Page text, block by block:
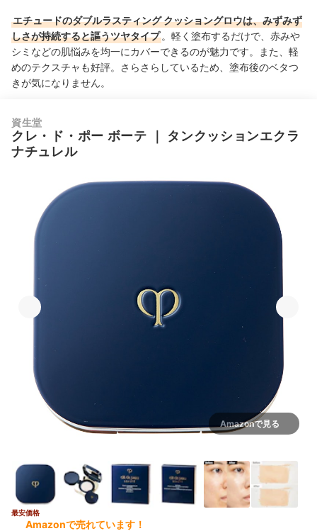
エチュードのダブルラスティング クッショングロウは、みずみず
しさが持続すると謳うツヤタイプ 。軽く塗布するだけで、赤みや
シミなどの肌悩みを均一にカバーできるのが魅力です。また、軽
めのテクスチャも好評。さらさらしているため、塗布後のベタつ
きが気になりません。
資生堂
クレ・ド・ポー ボーテ
タンクッションエクラ
ナチュレル
Amazonで見る
最安価格
Amazonで売れています！